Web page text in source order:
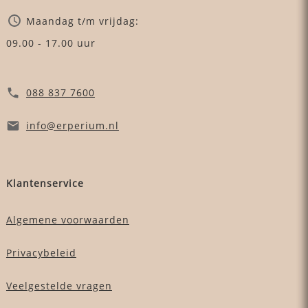
Maandag t/m vrijdag:
09.00 - 17.00 uur
088 837 7600
info@erperium.nl
Klantenservice
Algemene voorwaarden
Privacybeleid
Veelgestelde vragen